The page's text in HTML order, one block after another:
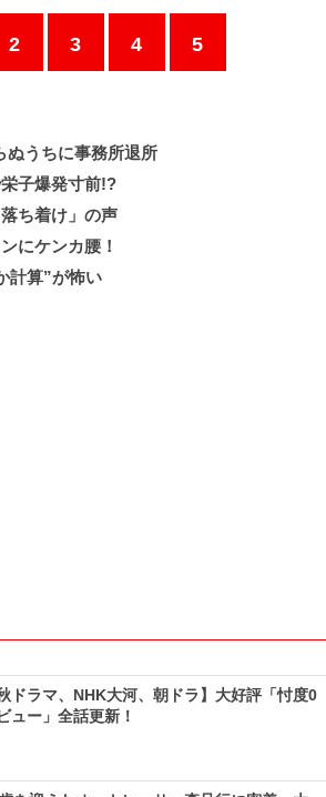
2 3 4 5
ぬうちに事務所退所
子爆発寸前!?
ち着け」の声
にケンカ腰！
計算”が怖い
秋ドラマ、NHK大河、朝ドラ】大好評「忖度0
ュー」全話更新！